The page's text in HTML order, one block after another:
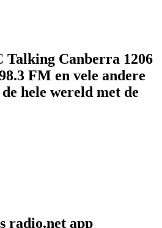
Talking Canberra 1206
FM en vele andere
hele wereld met de
radio.net app